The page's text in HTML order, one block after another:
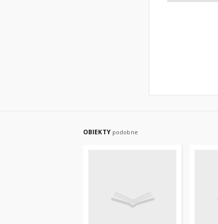
OBIEKTY podobne